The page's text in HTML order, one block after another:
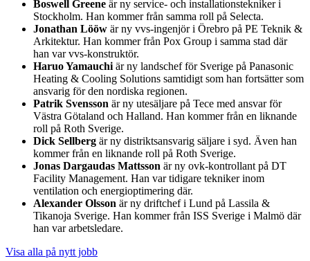
Boswell Greene är ny service- och installationstekniker i
Stockholm. Han kommer från samma roll på Selecta.
Jonathan Lööw är ny vvs-ingenjör i Örebro på PE Teknik &
Arkitektur. Han kommer från Pox Group i samma stad där
han var vvs-konstruktör.
Haruo Yamauchi är ny landschef för Sverige på Panasonic
Heating & Cooling Solutions samtidigt som han fortsätter som
ansvarig för den nordiska regionen.
Patrik Svensson är ny utesäljare på Tece med ansvar för
Västra Götaland och Halland. Han kommer från en liknande
roll på Roth Sverige.
Dick Sellberg är ny distriktsansvarig säljare i syd. Även han
kommer från en liknande roll på Roth Sverige.
Jonas Dargaudas Mattsson är ny ovk-kontrollant på DT
Facility Management. Han var tidigare tekniker inom
ventilation och energioptimering där.
Alexander Olsson är ny driftchef i Lund på Lassila &
Tikanoja Sverige. Han kommer från ISS Sverige i Malmö där
han var arbetsledare.
Visa alla på nytt jobb